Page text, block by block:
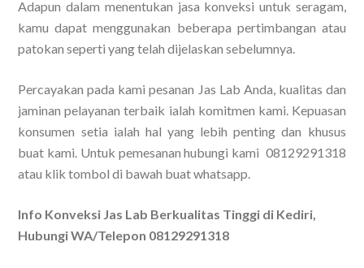
Adapun dalam menentukan jasa konveksi untuk seragam,
kamu dapat menggunakan beberapa pertimbangan atau
patokan seperti yang telah dijelaskan sebelumnya.
Percayakan pada kami pesanan Jas Lab Anda, kualitas dan
jaminan pelayanan terbaik ialah komitmen kami. Kepuasan
konsumen setia ialah hal yang lebih penting dan khusus
buat kami. Untuk pemesanan hubungi kami 08129291318
atau klik tombol di bawah buat whatsapp.
Info Konveksi Jas Lab Berkualitas Tinggi di Kediri,
Hubungi WA/Telepon 08129291318